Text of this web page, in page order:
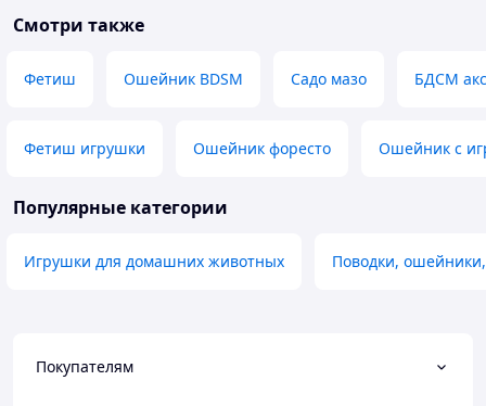
Смотри также
Фетиш Ошейник BDSM Садо мазо БДСМ
Фетиш игрушки Ошейник форесто Ошейник с
Популярные категории
Игрушки для домашних животных Поводки,
Покупателям